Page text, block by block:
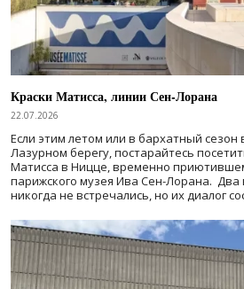
Краски Матисса, линии Сен-Лорана
22.07.2026
Если этим летом или в бархатный сезон
Лазурном берегу, постарайтесь
Матисса в Ницце, временно
парижского музея Ива Сен-Лорана. Два
никогда не встречались, но их диалог